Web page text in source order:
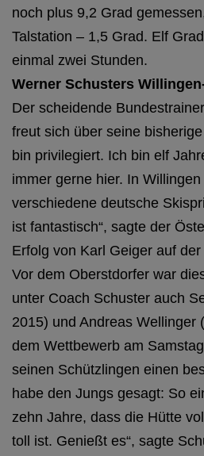
noch plus 9,2 Grad
Talstation – 1,5 Grad. Elf
einmal zwei Stunden.
Werner Schusters
Der scheidende
freut sich über seine
bin privilegiert. Ich bin elf
immer gerne hier. In
verschiedene deutsche
ist fantastisch“, sagte der
Erfolg von Karl Geiger auf
Vor dem Oberstdorfer war
unter Coach Schuster auch
2015) und Andreas
dem Wettbewerb am
seinen Schützlingen einen
habe den Jungs gesagt: So
zehn Jahre, dass die Hütte
toll ist. Genießt es“, sagte